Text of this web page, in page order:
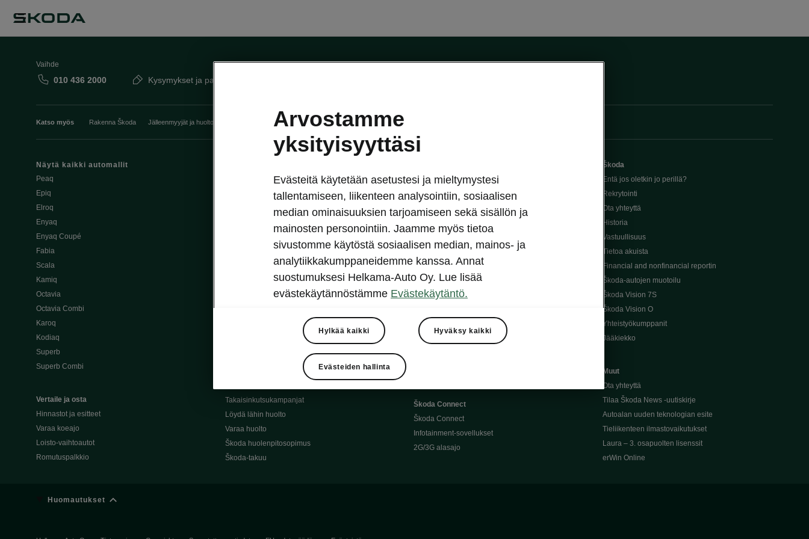
Vaihde
010 436 2000 Kysymykset ja palaute
Katso myös Rakenna Škoda Jälleenmyyjät ja huolto Heti vapaat Škoda-mallit Käyttöohjeet Škoda Shop
Näytä kaikki automallit
Peaq
Epiq
Elroq
Enyaq
Enyaq Coupé
Fabia
Scala
Kamiq
Octavia
Octavia Combi
Karoq
Kodiaq
Superb
Superb Combi
Vertaile ja osta
Hinnastot ja esitteet
Varaa koeajo
Loisto-vaihtoautot
Romutuspalkkio
Osta Škoda verkossa
Škoda Yksityisleasing
Škodan Vakuutus
Škoda 4×4 -mallit
Škoda-katumaasturimallit
Alkuperäiset Škoda-varaosat
Alkuperäiset Škoda-moottoriöljyt
Takaisinkutsukampanjat
Löydä lähin huolto
Varaa huolto
Škoda huolenpitosopimus
Škoda-takuu
Avustinjärjestelmät
Sähköautot ja hybridit
Sähköautot ja hybridit
Ladattavat hybridit
Vinkkejä sähköautoiluun
Ajoakku ja turvallisuus
Ohjelmiston päivitys
Kotilataus
Latauspisteet kartalla
Škoda Connect
Škoda Connect
Infotainment-sovellukset
2G/3G alasajo
Škoda
Entä jos oletkin jo perillä?
Rekrytointi
Ota yhteyttä
Historia
Vastuullisuus
Tietoa akuista
Financial and nonfinancial reportin
Škoda-autojen muotoilu
Škoda Vision 7S
Škoda Vision O
Yhteistyökumppanit
Jääkiekko
Muut
Ota yhteyttä
Tilaa Škoda News -uutiskirje
Autoalan uuden teknologian esite
Tieliikenteen ilmastovaikutukset
Laura – 3. osapuolten lisenssit
erWin Online
Huomautukset
Arvostamme
yksityisyyttäsi
Evästeitä käytetään asetustesi ja mieltymystesi
tallentamiseen, liikenteen analysointiin, sosiaalisen
median ominaisuuksien tarjoamiseen sekä sisällön ja
mainosten personointiin. Jaamme myös tietoa
sivustomme käytöstä sosiaalisen median, mainos- ja
analytiikkakumppaneidemme kanssa. Annat
suostumuksesi Helkama-Auto Oy. Lue lisää
evästekäytännöstämme Evästekäytäntö.
Hylkää kaikki Hyväksy kaikki
Evästeiden hallinta